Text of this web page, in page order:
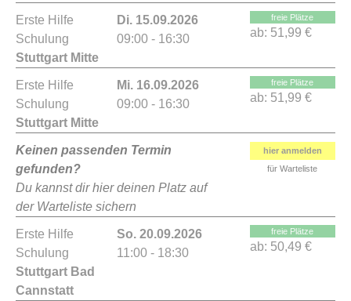
Erste Hilfe
Schulung
Stuttgart Mitte
Di. 15.09.2026
09:00 - 16:30
freie Plätze
ab: 51,99 €
Erste Hilfe
Schulung
Stuttgart Mitte
Mi. 16.09.2026
09:00 - 16:30
freie Plätze
ab: 51,99 €
Keinen passenden Termin
gefunden?
Du kannst dir hier deinen Platz auf
der Warteliste sichern
hier anmelden
für Warteliste
Erste Hilfe
Schulung
Stuttgart Bad
Cannstatt
So. 20.09.2026
11:00 - 18:30
freie Plätze
ab: 50,49 €